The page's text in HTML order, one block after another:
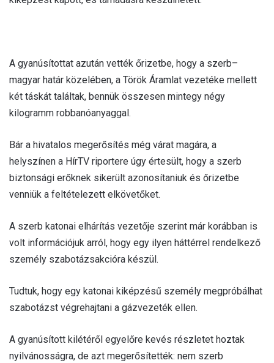
A gyanúsítottat azután vették őrizetbe, hogy a szerb–
magyar határ közelében, a Török Áramlat vezetéke mellett
két táskát találtak, bennük összesen mintegy négy
kilogramm robbanóanyaggal.
Bár a hivatalos megerősítés még várat magára, a
helyszínen a HírTV riportere úgy értesült, hogy a szerb
biztonsági erőknek sikerült azonosítaniuk és őrizetbe
venniük a feltételezett elkövetőket.
A szerb katonai elhárítás vezetője szerint már korábban is
volt információjuk arról, hogy egy ilyen háttérrel rendelkező
személy szabotázsakcióra készül.
Tudtuk, hogy egy katonai kiképzésű személy megpróbálhat
szabotázst végrehajtani a gázvezeték ellen.
A gyanúsított kilétéről egyelőre kevés részletet hoztak
nyilvánosságra, de azt megerősítették: nem szerb